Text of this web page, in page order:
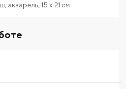
акварель 15 x 21 см